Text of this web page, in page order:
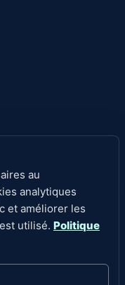
au
analytiques
et améliorer les
utilisé. Politique